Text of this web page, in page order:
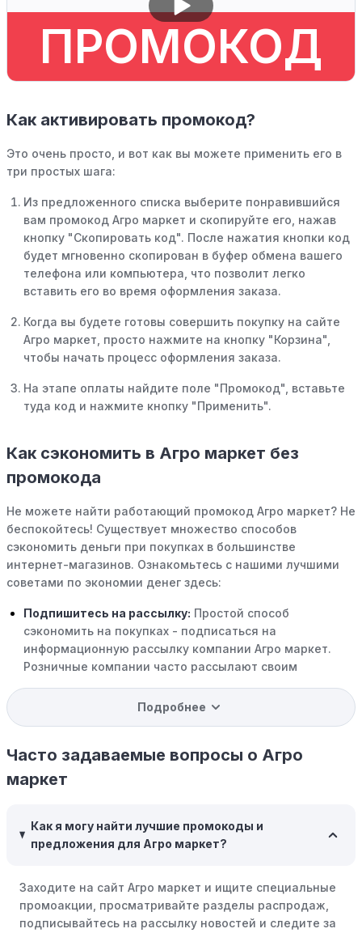
ПРОМОКОД
Как активировать промокод?
Это очень просто, и вот как вы можете применить его в
три простых шага:
Из предложенного списка выберите понравившийся
вам промокод Агро маркет и скопируйте его, нажав
кнопку "Скопировать код". После нажатия кнопки код
будет мгновенно скопирован в буфер обмена вашего
телефона или компьютера, что позволит легко
вставить его во время оформления заказа.
Когда вы будете готовы совершить покупку на сайте
Агро маркет, просто нажмите на кнопку "Корзина",
чтобы начать процесс оформления заказа.
На этапе оплаты найдите поле "Промокод", вставьте
туда код и нажмите кнопку "Применить".
Как сэкономить в Агро маркет без
промокода
Не можете найти работающий промокод Агро маркет? Не
беспокойтесь! Существует множество способов
сэкономить деньги при покупках в большинстве
интернет-магазинов. Ознакомьтесь с нашими лучшими
советами по экономии денег здесь:
Подпишитесь на рассылку: Простой способ
сэкономить на покупках - подписаться на
информационную рассылку компании Агро маркет.
Розничные компании часто рассылают своим
доступ к распродажам.
компании Агро маркет есть программы поощрения,
позволяющие зарабатывать баллы или cashback на
покупках. Накапливайте баллы и обменивайте их на
Совершать покупки во время распродаж:
Следите за
крупными распродажами, такими как "черная
розничные компании часто предлагают значительные
скидки.
Подробнее
Часто задаваемые вопросы о Агро
маркет
Как я могу найти лучшие промокоды и
предложения для Агро маркет?
Заходите на сайт Агро маркет и ищите специальные
промоакции, просматривайте разделы распродаж,
подписывайтесь на рассылку новостей и следите за